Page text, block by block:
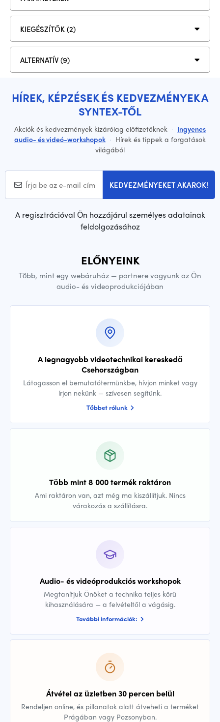
KIEGÉSZÍTŐK (2)
ALTERNATÍV (9)
HÍREK, KÉPZÉSEK ÉS KEDVEZMÉNYEK A
SYNTEX-TŐL
Akciók és kedvezmények kizárólag előfizetőknek · Ingyenes
audio- és videó-workshopok · Hírek és tippek a forgatások
világából
KEDVEZMÉNYEKET AKAROK!
A regisztrációval Ön hozzájárul személyes adatainak
feldolgozásához
ELŐNYEINK
Több, mint egy webáruház — partnere vagyunk az Ön
audio- és videoprodukciójában
A legnagyobb videotechnikai kereskedő
Csehországban
Látogasson el bemutatótermünkbe, hívjon minket vagy
írjon nekünk — szívesen segítünk.
Többet rólunk
Több mint 8 000 termék raktáron
Ami raktáron van, azt még ma kiszállítjuk. Nincs
várakozás a szállításra.
Audio- és videóprodukciós workshopok
Megtanítjuk Önöket a technika teljes körű
kihasználására — a felvételtől a vágásig.
További információk:
Átvétel az üzletben 30 percen belül
Rendeljen online, és pillanatok alatt átveheti a terméket
Prágában vagy Pozsonyban.